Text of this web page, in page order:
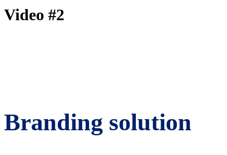
Video #2
Branding solution